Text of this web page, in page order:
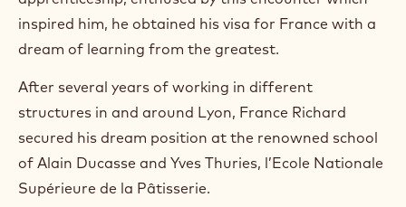
p
n
n
e
inspired him, he obtained his visa for France with a
dream of learning from the greatest.
After several years of working in different
structures in and around Lyon, France Richard
secured his dream position at the renowned school
of Alain Ducasse and Yves Thuries, l’Ecole Nationale
Supérieure de la Pâtisserie.